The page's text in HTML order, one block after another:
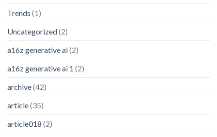
Trends (1)
Uncategorized(2)
a16z generative ai(2)
a16z generative ai 1 (2)
archive(42)
article(35)
article018 (2)